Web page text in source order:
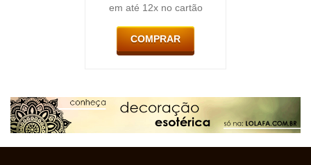
em até 12x no cartão
COMPRAR